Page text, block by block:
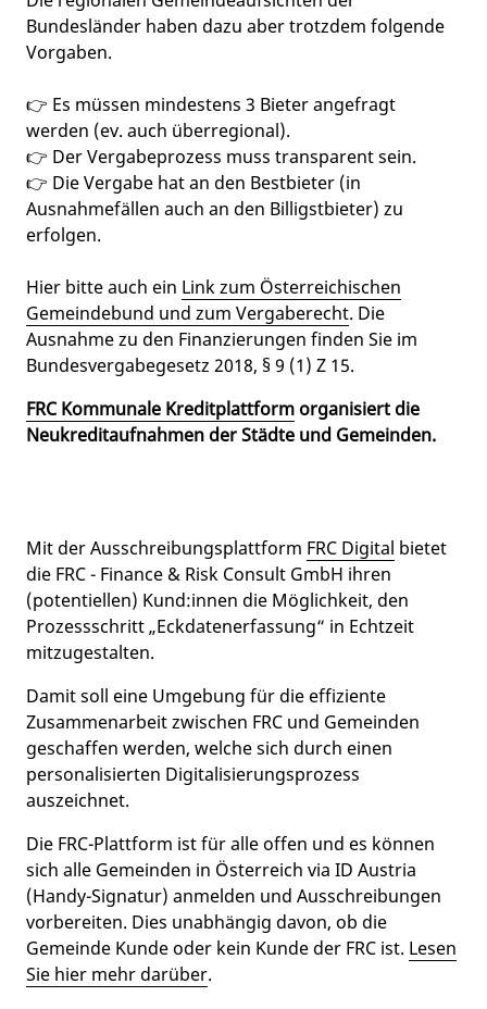
Bundesländer haben dazu aber trotzdem folgende
Vorgaben.
👉 Es müssen mindestens 3 Bieter angefragt
werden (ev. auch überregional).
👉 Der Vergabeprozess muss transparent sein.
👉 Die Vergabe hat an den Bestbieter (in
Ausnahmefällen auch an den Billigstbieter) zu
erfolgen.
Hier bitte auch ein Link zum Österreichischen
Gemeindebund und zum Vergaberecht. Die
Ausnahme zu den Finanzierungen finden Sie im
Bundesvergabegesetz 2018, § 9 (1) Z 15.
FRC Kommunale Kreditplattform organisiert die
Neukreditaufnahmen der Städte und Gemeinden.
Mit der Ausschreibungsplattform FRC Digital bietet
die FRC - Finance & Risk Consult GmbH ihren
(potentiellen) Kund:innen die Möglichkeit, den
Prozessschritt „Eckdatenerfassung“ in Echtzeit
mitzugestalten.
Damit soll eine Umgebung für die effiziente
Zusammenarbeit zwischen FRC und Gemeinden
geschaffen werden, welche sich durch einen
personalisierten Digitalisierungsprozess
auszeichnet.
Die FRC-Plattform ist für alle offen und es können
sich alle Gemeinden in Österreich via ID Austria
(Handy-Signatur) anmelden und Ausschreibungen
vorbereiten. Dies unabhängig davon, ob die
Gemeinde Kunde oder kein Kunde der FRC ist. Lesen
Sie hier mehr darüber.